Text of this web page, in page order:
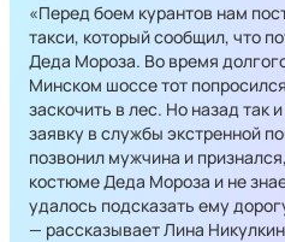
«Перед боем курантов нам
такси, который сообщил, что
Деда Мороза. Во время
Минском шоссе тот
заскочить в лес. Но назад так
заявку в службы экстренной
позвонил мужчина и
костюме Деда Мороза и не
удалось подсказать ему
— рассказывает Лина